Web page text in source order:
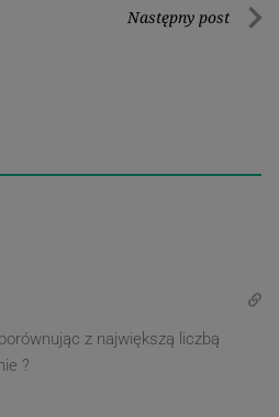
Następny post
z największą liczbą
?